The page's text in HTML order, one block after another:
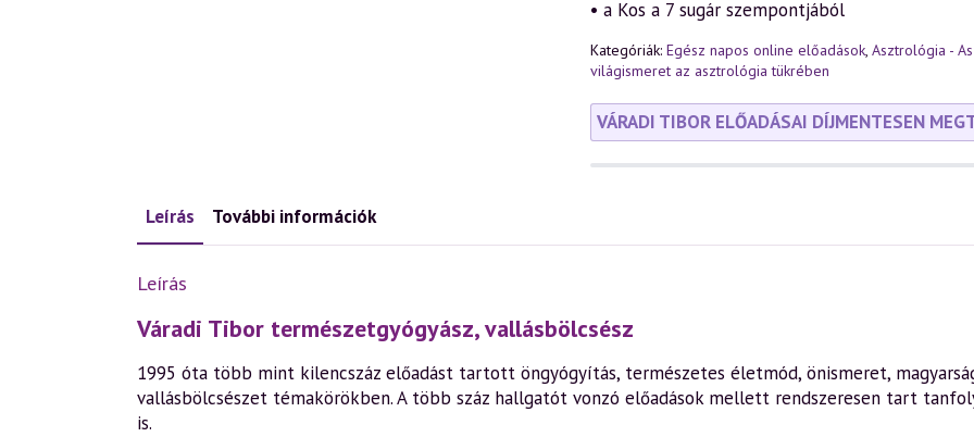
• a Kos a 7 sugár szempontjából
Kategóriák: Egész napos online előadások, Asztrológia -
világismeret az asztrológia tükrében
VÁRADI TIBOR ELŐADÁSAI DÍJMENTESEN
Leírás További információk
Leírás
Váradi Tibor természetgyógyász, vallásbölcsész
1995 óta több mint kilencszáz előadást tartott öngyógyítás, természetes életmód, önismeret,
vallásbölcsészet témakörökben. A több száz hallgatót vonzó előadások mellett rendszeresen tart
is.